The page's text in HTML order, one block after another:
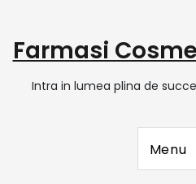
Farmasi
Intra in lumea plina de
Menu